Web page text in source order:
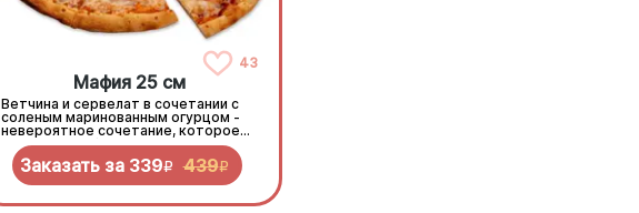
43
Мафия 25 см
Ветчина и сервелат в сочетании с
соленым маринованным огурцом -
невероятное сочетание, которое
нужно попробовать!
Заказать за 339R 439R